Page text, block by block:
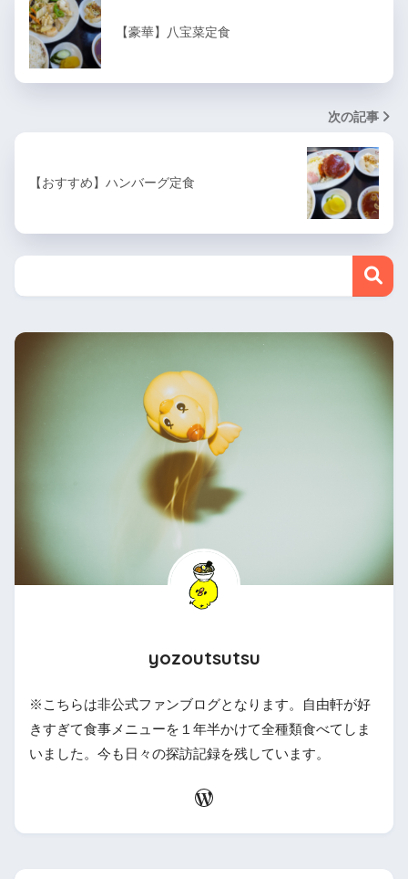
【豪華】八宝菜定食
次の記事
【おすすめ】ハンバーグ定食
yozoutsutsu
※こちらは非公式ファンブログとなります。自由軒が好
きすぎて食事メニューを１年半かけて全種類食べてしま
いました。今も日々の探訪記録を残しています。